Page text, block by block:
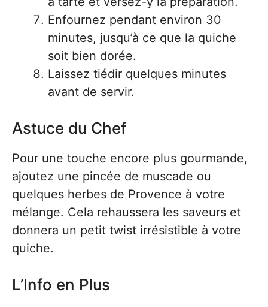
Enfournez pendant environ 30
minutes, jusqu’à ce que la quiche
soit bien dorée.
Laissez tiédir quelques minutes
avant de servir.
Astuce du Chef
Pour une touche encore plus gourmande,
ajoutez une pincée de muscade ou
quelques herbes de Provence à votre
mélange. Cela rehaussera les saveurs et
donnera un petit twist irrésistible à votre
quiche.
L’Info en Plus